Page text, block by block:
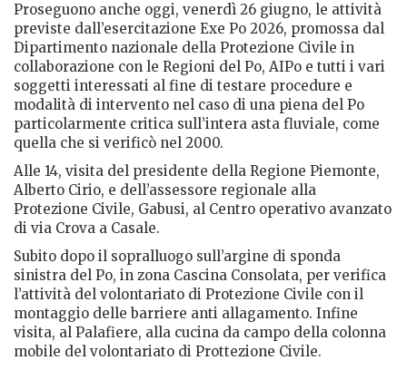
Proseguono anche oggi, venerdì 26 giugno, le attività
previste dall’esercitazione Exe Po 2026, promossa dal
Dipartimento nazionale della Protezione Civile in
collaborazione con le Regioni del Po, AIPo e tutti i vari
soggetti interessati al fine di testare procedure e
modalità di intervento nel caso di una piena del Po
particolarmente critica sull’intera asta fluviale, come
quella che si verificò nel 2000.
Alle 14, visita del presidente della Regione Piemonte,
Alberto Cirio, e dell’assessore regionale alla
Protezione Civile, Gabusi, al Centro operativo avanzato
di via Crova a Casale.
Subito dopo il sopralluogo sull’argine di sponda
sinistra del Po, in zona Cascina Consolata, per verifica
l’attività del volontariato di Protezione Civile con il
montaggio delle barriere anti allagamento. Infine
visita, al Palafiere, alla cucina da campo della colonna
mobile del volontariato di Prottezione Civile.